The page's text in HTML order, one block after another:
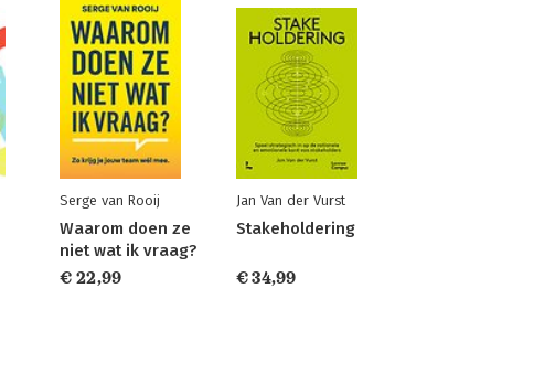
Serge van Rooij
Waarom doen ze
niet wat ik vraag?
€ 22,99
Jan Van der Vurst
Stakeholdering
€ 34,99